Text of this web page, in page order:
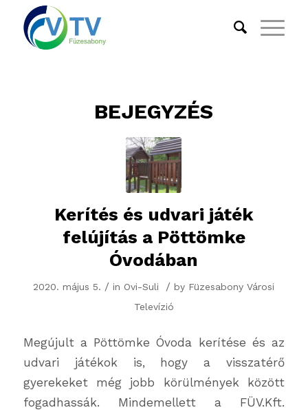
BEJEGYZÉS
Kerítés és udvari játék
felújítás a Pöttömke
Óvodában
2020. május 5. / in Ovi-Suli / by Füzesabony Városi
Televízió
Megújult a Pöttömke Óvoda kerítése és az
udvari játékok is, hogy a visszatérő
gyerekeket még jobb körülmények között
fogadhassák. Mindemellett a FÜV.Kft.